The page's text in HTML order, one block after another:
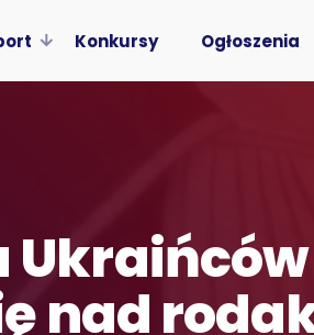
Konkursy Ogłoszenia
nad